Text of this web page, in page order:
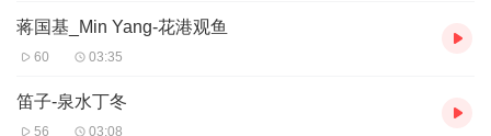
蒋国基_Min Yang-花港观鱼
60 03:35
笛子-泉水丁冬
56 03:08